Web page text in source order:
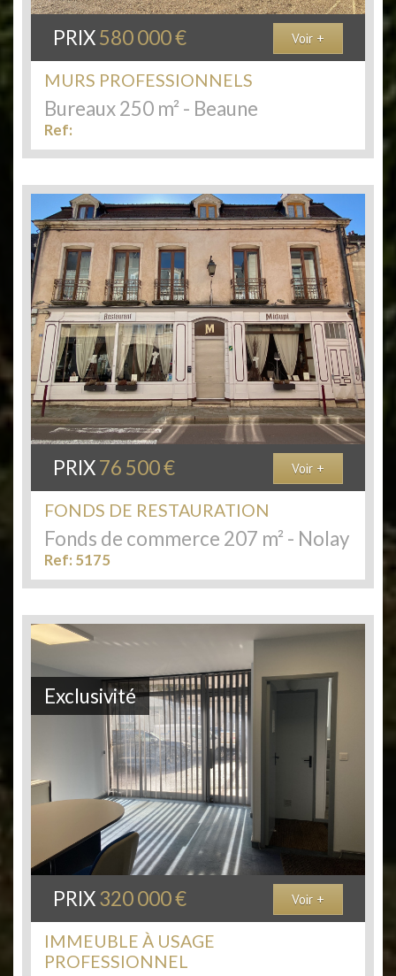
PRIX580 000 € Voir +
MURS PROFESSIONNELS
Bureaux 250 m² - Beaune
Ref:
PRIX76 500 € Voir +
FONDS DE RESTAURATION
Fonds de commerce 207 m² - Nolay
Ref: 5175
Exclusivité
PRIX320 000 € Voir +
IMMEUBLE À USAGE
PROFESSIONNEL